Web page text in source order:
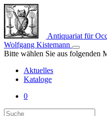
Antiquariat für
Wolfgang Kistemann
Bitte wählen Sie aus folgenden
Aktuelles
Kataloge
0